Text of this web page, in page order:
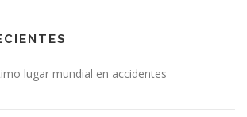
lugar mundial en accidentes